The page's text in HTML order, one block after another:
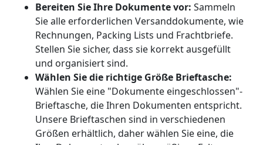
Bereiten Sie Ihre Dokumente vor: Sammeln
Sie alle erforderlichen Versanddokumente, wie
Rechnungen, Packing Lists und Frachtbriefe.
Stellen Sie sicher, dass sie korrekt ausgefüllt
und organisiert sind.
Wählen Sie die richtige Größe Brieftasche:
Wählen Sie eine "Dokumente eingeschlossen"-
Brieftasche, die Ihren Dokumenten entspricht.
Unsere Brieftaschen sind in verschiedenen
Größen erhältlich, daher wählen Sie eine, die